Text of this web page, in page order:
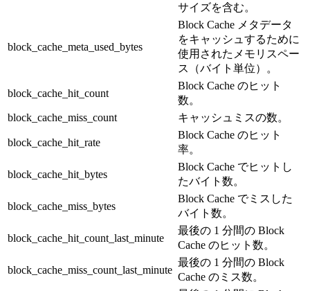
サイズを含む。
block_cache_meta_used_bytes
Block Cache メタデータ
をキャッシュするために
使用されたメモリスペー
ス（バイト単位）。
block_cache_hit_count
Block Cache のヒット
数。
block_cache_miss_count
キャッシュミスの数。
block_cache_hit_rate
Block Cache のヒット
率。
block_cache_hit_bytes
Block Cache でヒットし
たバイト数。
block_cache_miss_bytes
Block Cache でミスした
バイト数。
block_cache_hit_count_last_minute
最後の 1 分間の Block
Cache のヒット数。
block_cache_miss_count_last_minute
最後の 1 分間の Block
Cache のミス数。